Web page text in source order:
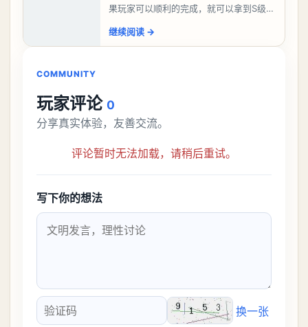
果玩家可以顺利的完成，就可以拿到S级弧
比较高的，对于那些新手玩家并不建议直
继续阅读 →
COMMUNITY
玩家评论 0
分享真实体验，友善交流。
评论暂时无法加载，请稍后重试。
写下你的想法
验证码
换一张